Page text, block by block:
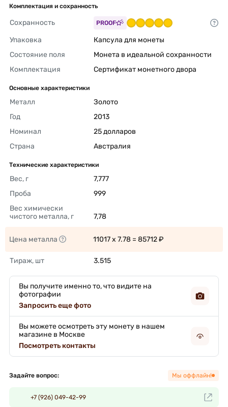
Комплектация и сохранность
Сохранность PROOF
Упаковка
Капсула для монеты
Состояние поля
Монета в идеальной сохранности
Комплектация
Сертификат монетного двора
Основные характеристики
Металл
Золото
Год
2013
Номинал
25 долларов
Страна
Австралия
Технические характеристики
Вес, г
7,777
Проба
999
Вес химически
чистого металла, г
7,78
Цена металла 11017 x 7.78 = 85712 ₽
Тираж, шт 3.515
Вы получите именно то, что видите на
фотографии
Запросить еще фото
Вы можете осмотреть эту монету в нашем
магазине в Москве
Посмотреть контакты
Задайте вопрос: Мы оффлайн!
+7 (926) 049-42-99